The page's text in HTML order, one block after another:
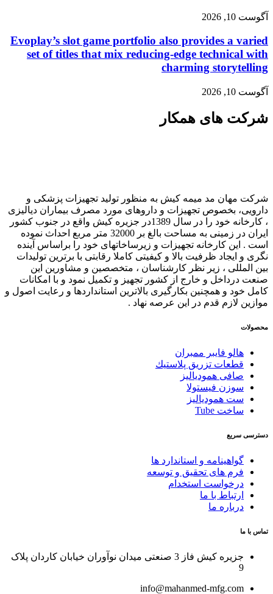
آگوست 10, 2026
Evoplay’s slot game portfolio also provides a varied
set of titles that mix reducing-edge technical with
charming storytelling
آگوست 10, 2026
شرکت های همکار
شرکت مهان مد میمه کیش به منظور تولید تجهیزات پزشکی و
دارویی، بخصوص تجهیزات و داروهای مورد مصرف بیماران دیالیزی
، کارخانه خود را در سال 1389در جزیره کیش واقع در جنوب کشور
ایران در زمینی به مساحت بالغ بر 32000 متر مربع احداث نموده
است . این کارخانه تجهیزات و زیرساخاتهای خود را براساس آینده
نگری و ایجاد ظرفیت بالا و کیفیتی کاملا رقابتی با برترین تولیدات
بین المللی ، زیر نظر کارشناسان ، متخصصین و مشاورین این
صنعت درداخل و خارج از کشور تجهیز و تکمیل نمود و با امکانات
کامل خود و همچنین بکارگیری بالاترین استانداردها و رعایت اصول و
موازین لازم قدم در این عرصه نهاد .
محصولات
هالو فایبر ممبران
قطعات تزريق پلاستيك
صافی همودیالیز
سوزن فیستولا
ست همودیالیز
ساخت Tube
دسترسی سریع
گواهینامه و استاندارد ها
فرم های تحقیق و توسعه
درخواست استخدام
ارتباط با ما
درباره ما
تماس با ما
جزیره کیش فاز 3 صنعتی میدان نوآوران خیابان کاردان پلاک
9
info@mahanmed-mfg.com